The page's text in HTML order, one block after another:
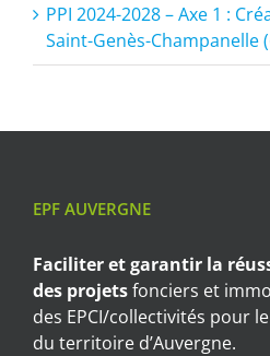
PPI 2024-2028 – Axe 1 :
Saint-Genès-Champanelle
EPF AUVERGNE
Faciliter et garantir la
des projetsfonciers et
des EPCI/collectivités pour
du territoire d’Auvergne.